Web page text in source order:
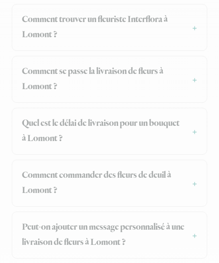
Comment trouver un fleuriste Interflora à
Lomont ?
Comment se passe la livraison de fleurs à
Lomont ?
Quel est le délai de livraison pour un bouquet
à Lomont ?
Comment commander des fleurs de deuil à
Lomont ?
Peut-on ajouter un message personnalisé à une
livraison de fleurs à Lomont ?